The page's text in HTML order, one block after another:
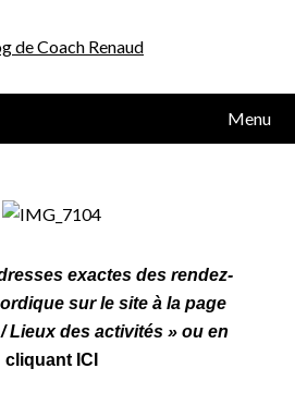
Menu
exactes des rendez-
sur le site à la page
Lieux des activités » ou en
cliquant ICI